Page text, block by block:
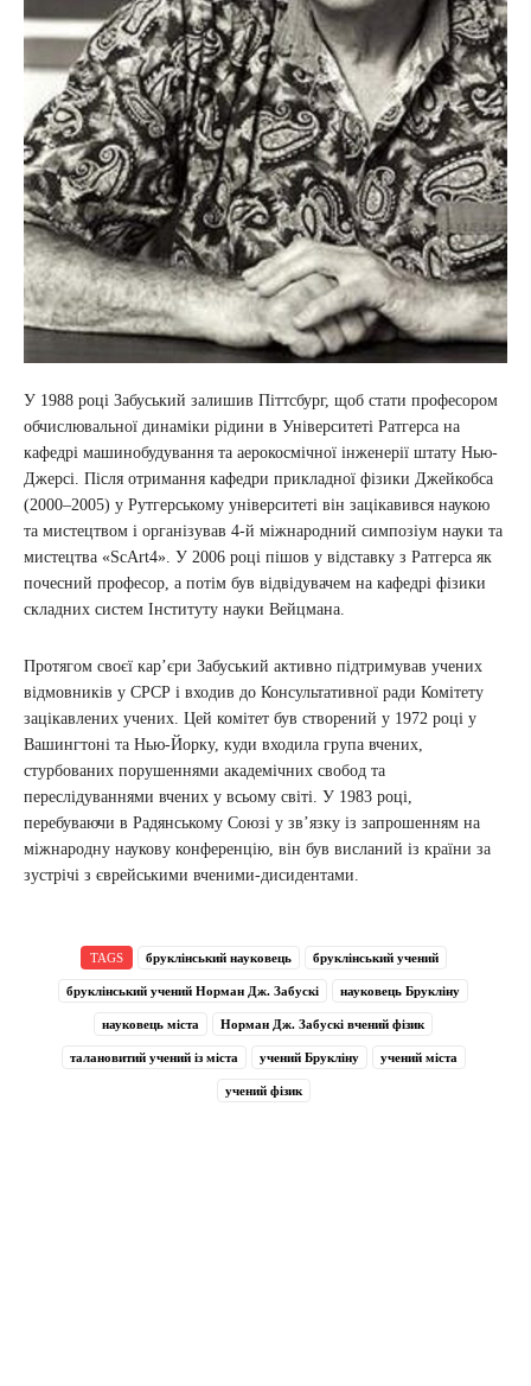
У 1988 році Забуський залишив Піттсбург, щоб стати професором
обчислювальної динаміки рідини в Університеті Ратгерса на
кафедрі машинобудування та аерокосмічної інженерії штату Нью-
Джерсі. Після отримання кафедри прикладної фізики Джейкобса
(2000–2005) у Рутгерському університеті він зацікавився наукою
та мистецтвом і організував 4-й міжнародний симпозіум науки та
мистецтва «ScArt4». У 2006 році пішов у відставку з Ратгерса як
почесний професор, а потім був відвідувачем на кафедрі фізики
складних систем Інституту науки Вейцмана.
Протягом своєї кар’єри Забуський активно підтримував учених
відмовників у СРСР і входив до Консультативної ради Комітету
зацікавлених учених. Цей комітет був створений у 1972 році у
Вашингтоні та Нью-Йорку, куди входила група вчених,
стурбованих порушеннями академічних свобод та
переслідуваннями вчених у всьому світі. У 1983 році,
перебуваючи в Радянському Союзі у зв’язку із запрошенням на
міжнародну наукову конференцію, він був висланий із країни за
зустрічі з єврейськими вченими-дисидентами.
TAGS бруклінський науковець бруклінський учений
бруклінський учений Норман Дж. Забускі науковець Брукліну
науковець міста Норман Дж. Забускі вчений фізик
талановитий учений із міста учений Брукліну учений міста
учений фізик